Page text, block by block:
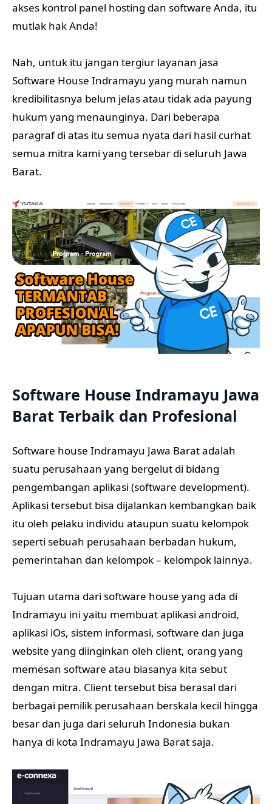
akses kontrol panel hosting dan software Anda, itu
mutlak hak Anda!
Nah, untuk itu jangan tergiur layanan jasa
Software House Indramayu yang murah namun
kredibilitasnya belum jelas atau tidak ada payung
hukum yang menaunginya. Dari beberapa
paragraf di atas itu semua nyata dari hasil curhat
semua mitra kami yang tersebar di seluruh Jawa
Barat.
Software House Indramayu Jawa
Barat Terbaik dan Profesional
Software house Indramayu Jawa Barat adalah
suatu perusahaan yang bergelut di bidang
pengembangan aplikasi (software development).
Aplikasi tersebut bisa dijalankan kembangkan baik
itu oleh pelaku individu ataupun suatu kelompok
seperti sebuah perusahaan berbadan hukum,
pemerintahan dan kelompok – kelompok lainnya.
Tujuan utama dari software house yang ada di
Indramayu ini yaitu membuat aplikasi android,
aplikasi iOs, sistem informasi, software dan juga
website yang diinginkan oleh client, orang yang
memesan software atau biasanya kita sebut
dengan mitra. Client tersebut bisa berasal dari
berbagai pemilik perusahaan berskala kecil hingga
besar dan juga dari seluruh Indonesia bukan
hanya di kota Indramayu Jawa Barat saja.